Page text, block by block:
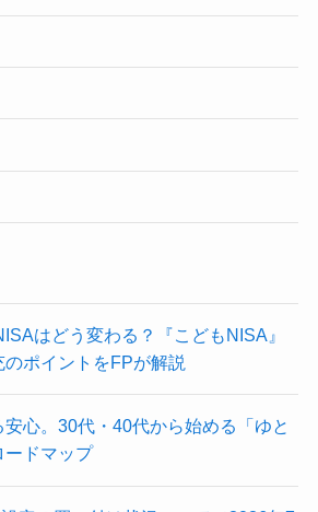
はどう変わる？『こどもNISA』
ポイントをFPが解説
心。30代・40代から始める「ゆと
ードマップ